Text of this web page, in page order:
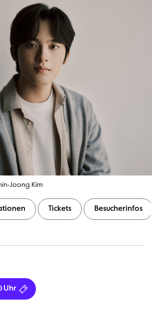
Joong Kim
Tickets Besucherinfos
Uhr